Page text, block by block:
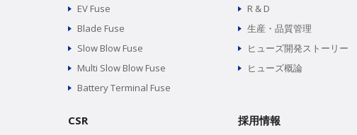
EV Fuse
Blade Fuse
Slow Blow Fuse
Multi Slow Blow Fuse
Battery Terminal Fuse
R & D
生産・品質管理
ヒューズ開発ストーリー
ヒューズ概論
CSR 採用情報